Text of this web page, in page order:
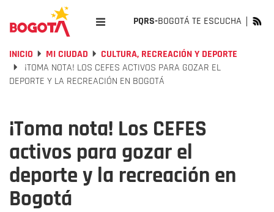
PQRS-BOGOTÁ TE ESCUCHA
INICIO MI CIUDAD
CULTURA, RECREACIÓN Y DEPORTE
¡TOMA NOTA! LOS CEFES ACTIVOS PARA GOZAR EL
DEPORTE Y LA RECREACIÓN EN BOGOTÁ
¡Toma nota! Los CEFES
activos para gozar el
deporte y la recreación en
Bogotá